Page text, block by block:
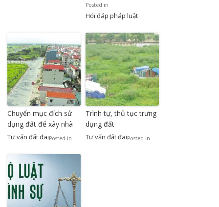
Posted in
Hỏi đáp pháp luật
Chuyển mục đích sử
dụng đất để xây nhà
Posted in
Tư vấn đất đai
Trình tự, thủ tục trưng
dụng đất
Posted in
Tư vấn đất đai